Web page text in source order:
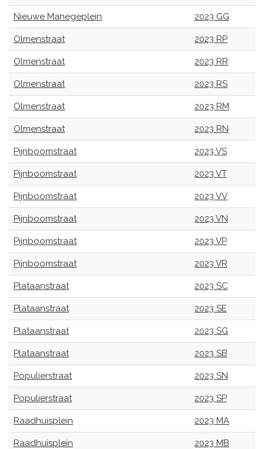
Nieuwe Manegeplein 2023 GG
Olmenstraat 2023 RP
Olmenstraat 2023 RR
Olmenstraat 2023 RS
Olmenstraat 2023 RM
Olmenstraat 2023 RN
Pijnboomstraat 2023 VS
Pijnboomstraat 2023 VT
Pijnboomstraat 2023 VV
Pijnboomstraat 2023 VN
Pijnboomstraat 2023 VP
Pijnboomstraat 2023 VR
Plataanstraat 2023 SC
Plataanstraat 2023 SE
Plataanstraat 2023 SG
Plataanstraat 2023 SB
Populierstraat 2023 SN
Populierstraat 2023 SP
Raadhuisplein 2023 MA
Raadhuisplein 2023 MB